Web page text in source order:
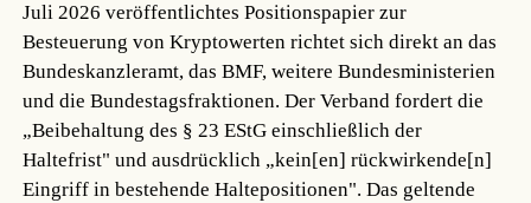
Juli 2026 veröffentlichtes Positionspapier zur
Besteuerung von Kryptowerten richtet sich direkt an das
Bundeskanzleramt, das BMF, weitere Bundesministerien
und die Bundestagsfraktionen. Der Verband fordert die
„Beibehaltung des § 23 EStG einschließlich der
Haltefrist" und ausdrücklich „kein[en] rückwirkende[n]
Eingriff in bestehende Haltepositionen". Das geltende